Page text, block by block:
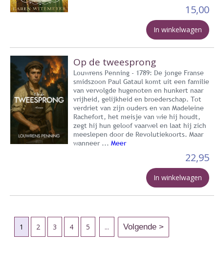
15,00
In winkelwagen
Op de tweesprong
Louwrens Penning - 1789: De jonge Franse
smidszoon Paul Gataul komt uit een familie
van vervolgde hugenoten en hunkert naar
vrijheid, gelijkheid en broederschap. Tot
verdriet van zijn ouders en van Madeleine
Rachefort, het meisje van wie hij houdt,
zegt hij hun geloof vaarwel en laat hij zich
meeslepen door de Revolutiekoorts. Maar
wanneer ... Meer
22,95
In winkelwagen
1 2 3 4 5 ...